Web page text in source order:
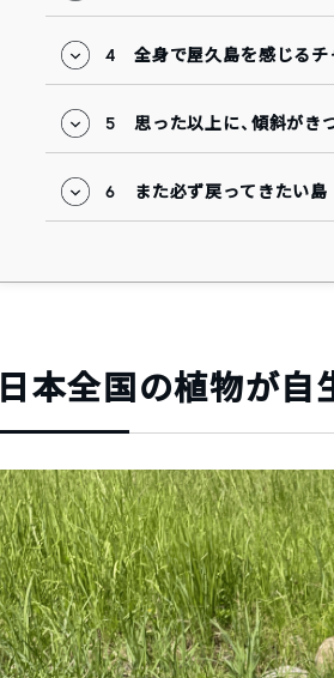
4 全身で屋久島を感じるチ
5 思った以上に、傾斜がき
6 また必ず戻ってきたい島
日本全国の植物が自